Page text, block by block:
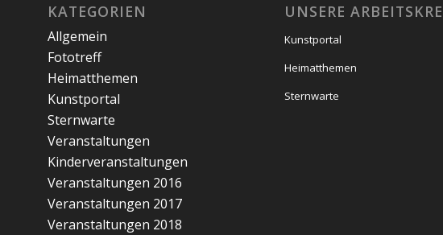
KATEGORIEN
Allgemein
Fototreff
Heimatthemen
Kunstportal
Sternwarte
Veranstaltungen
Kinderveranstaltungen
Veranstaltungen 2016
Veranstaltungen 2017
Veranstaltungen 2018
UNSERE
Kunstportal
Heimatthemen
Sternwarte